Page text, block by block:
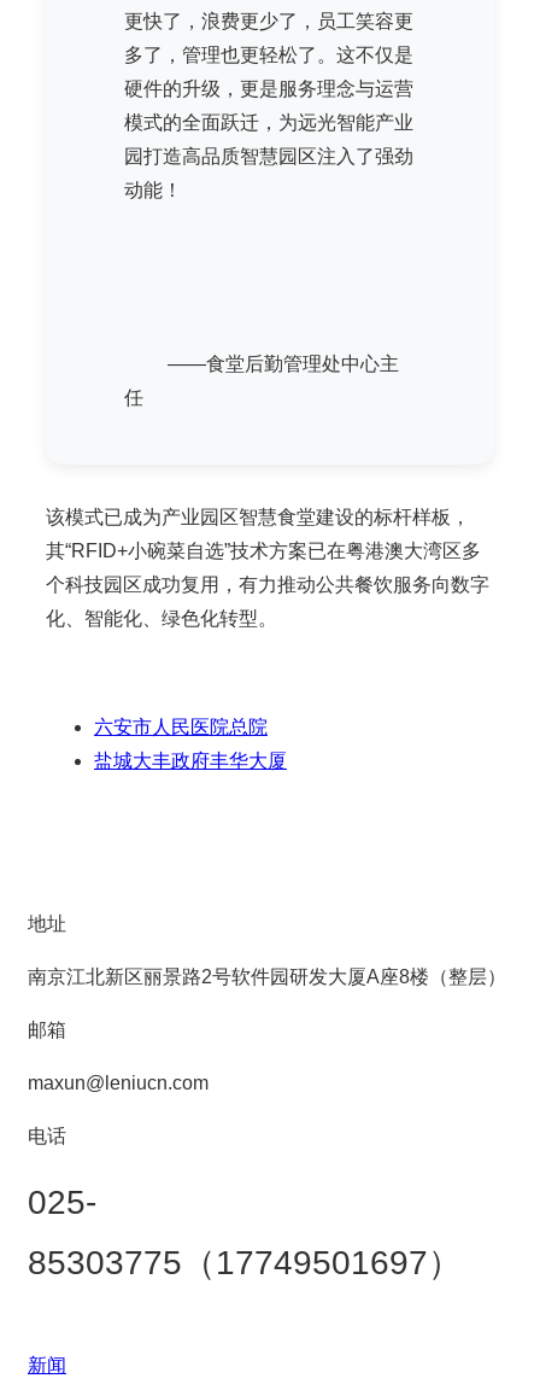
更快了，浪费更少了，员工笑容更
多了，管理也更轻松了。这不仅是
硬件的升级，更是服务理念与运营
模式的全面跃迁，为远光智能产业
园打造高品质智慧园区注入了强劲
动能！
——食堂后勤管理处中心主
任
该模式已成为产业园区智慧食堂建设的标杆样板，
其“RFID+小碗菜自选”技术方案已在粤港澳大湾区多
个科技园区成功复用，有力推动公共餐饮服务向数字
化、智能化、绿色化转型。
六安市人民医院总院
盐城大丰政府丰华大厦
地址
南京江北新区丽景路2号软件园研发大厦A座8楼（整层）
邮箱
maxun@leniucn.com
电话
025-
85303775（17749501697）
新闻